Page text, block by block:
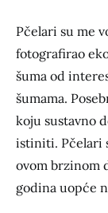
Pčelari su me
fotografirao
šuma od
šumama.
koju sustavno
istiniti. Pčelari
ovom brzinom
godina uopće